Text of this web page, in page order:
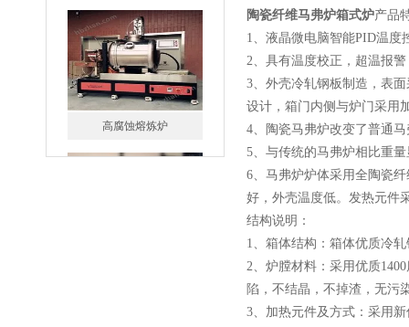
高腐蚀熔炼炉
一托二真空熔炼炉
陶瓷纤维马弗炉箱式炉产品
1、液晶微电脑智能PID温度
2、具有温度校正，超温报
3、外壳冷轧钢板制造，表
设计，箱门内侧与炉门采用
4、陶瓷马弗炉改变了普通
5、与传统的马弗炉相比重
6、马弗炉炉体采用全陶瓷
好，外壳温度低。发热元件
结构说明：
1、箱体结构：箱体优质冷
2、炉膛材料：采用优质
陷，不结晶，不掉渣，无污
3、加热元件及方式：采用